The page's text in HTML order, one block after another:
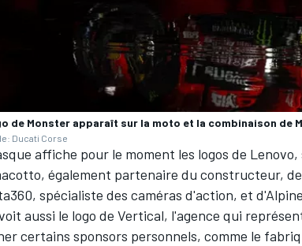
CHAMPIONNATS
de Monster apparaît sur la moto et la combinaison de
Ducati Corse
affiche pour le moment les logos de
également partenaire du constructeur,
spécialiste des caméras d'action, et
aussi le logo de Vertical, l'agence qui
certains sponsors personnels, comme le